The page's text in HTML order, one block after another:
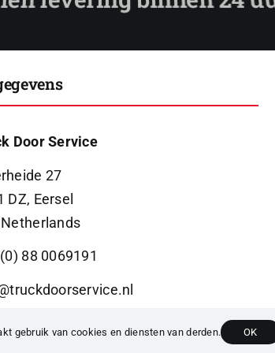
Door Service
27
DZ, Eersel
88 0069191
ALGEMENE
gebruik van cookies en diensten van derden. OK